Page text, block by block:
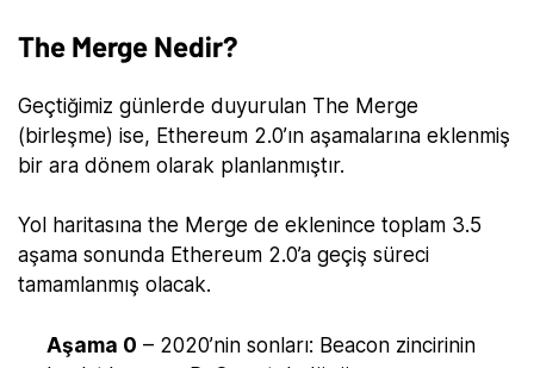
The Merge Nedir?
Geçtiğimiz günlerde duyurulan The Merge
(birleşme) ise, Ethereum 2.0’ın aşamalarına eklenmiş
bir ara dönem olarak planlanmıştır.
Yol haritasına the Merge de eklenince toplam 3.5
aşama sonunda Ethereum 2.0’a geçiş süreci
tamamlanmış olacak.
Aşama 0 – 2020’nin sonları: Beacon zincirinin